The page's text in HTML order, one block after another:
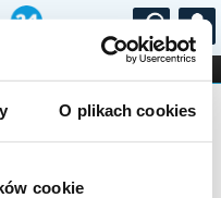
O plikach cookies
cookie
...
STAND-UP
na wydarzenie